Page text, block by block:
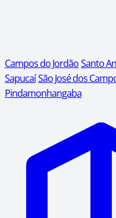
Campos do JordãoSanto
SapucaíSão José dos
Pindamonhangaba